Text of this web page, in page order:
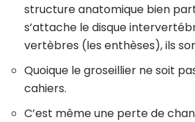
structure anatomique bien
s’attache le disque
vertèbres (les enthèses), ils
Quoique le groseillier ne soit
cahiers.
C’est même une perte de